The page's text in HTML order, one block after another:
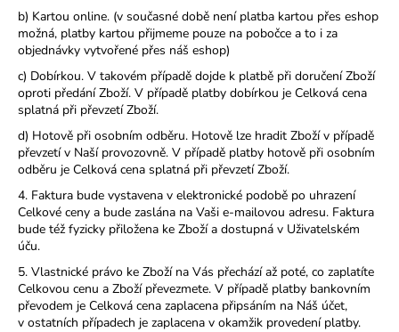
b) Kartou online. (v současné době není platba kartou přes eshop
možná, platby kartou přijmeme pouze na pobočce a to i za
objednávky vytvořené přes náš eshop)
c) Dobírkou. V takovém případě dojde k platbě při doručení Zboží
oproti předání Zboží. V případě platby dobírkou je Celková cena
splatná při převzetí Zboží.
d) Hotově při osobním odběru. Hotově lze hradit Zboží v případě
převzetí v Naší provozovně. V případě platby hotově při osobním
odběru je Celková cena splatná při převzetí Zboží.
4. Faktura bude vystavena v elektronické podobě po uhrazení
Celkové ceny a bude zaslána na Vaši e-mailovou adresu. Faktura
bude též fyzicky přiložena ke Zboží a dostupná v Uživatelském
úču.
5. Vlastnické právo ke Zboží na Vás přechází až poté, co zaplatíte
Celkovou cenu a Zboží převezmete. V případě platby bankovním
převodem je Celková cena zaplacena připsáním na Náš účet,
v ostatních případech je zaplacena v okamžik provedení platby.